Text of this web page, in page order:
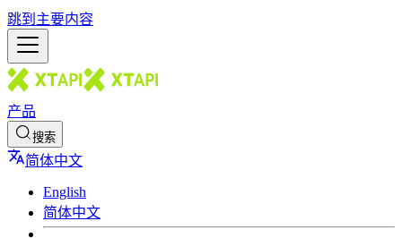
跳到主要内容
产品
搜索
简体中文
English
简体中文